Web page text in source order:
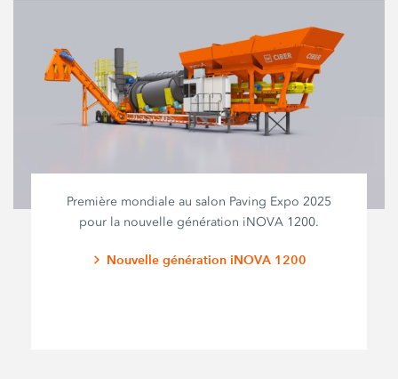
Première mondiale au salon Paving Expo 2025
pour la nouvelle génération iNOVA 1200.
Nouvelle génération iNOVA 1200